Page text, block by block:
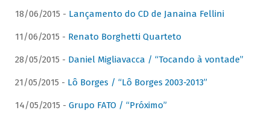
18/06/2015 - Lançamento do CD de Janaina Fellini
11/06/2015 - Renato Borghetti Quarteto
28/05/2015 - Daniel Migliavacca / “Tocando à vontade”
21/05/2015 - Lô Borges / “Lô Borges 2003-2013”
14/05/2015 - Grupo FATO / “Próximo”